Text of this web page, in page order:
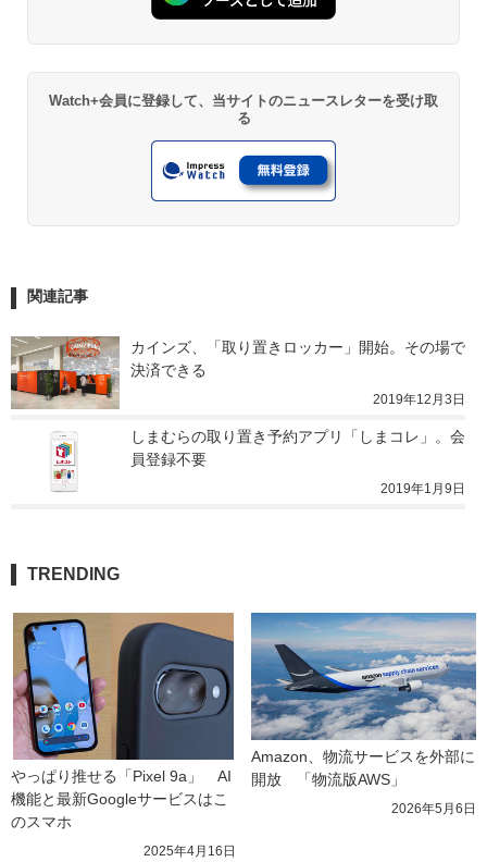
Watch+会員に登録して、当サイトのニュースレターを受け取
る
関連記事
カインズ、「取り置きロッカー」開始。その場で
決済できる
2019年12月3日
しまむらの取り置き予約アプリ「しまコレ」。会
員登録不要
2019年1月9日
TRENDING
やっぱり推せる「Pixel 9a」　AI
機能と最新Googleサービスはこ
のスマホ
2025年4月16日
Amazon、物流サービスを外部に
開放　「物流版AWS」
2026年5月6日